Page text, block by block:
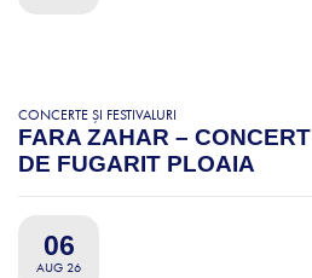
CONCERTE ȘI FESTIVALURI
FARA ZAHAR – CONCERT
DE FUGARIT PLOAIA
06
AUG 26